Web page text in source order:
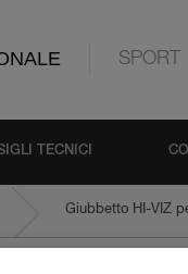
SPORT
TECNICI
Giubbetto HI-VIZ